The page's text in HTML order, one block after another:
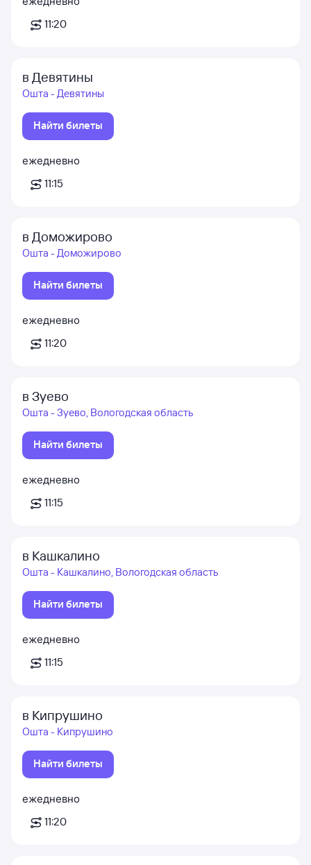
11:20
в Девятины
Ошта - Девятины
Найти билеты
ежедневно
11:15
в Доможирово
Ошта - Доможирово
Найти билеты
ежедневно
11:20
в Зуево
Ошта - Зуево, Вологодская область
Найти билеты
ежедневно
11:15
в Кашкалино
Ошта - Кашкалино, Вологодская область
Найти билеты
ежедневно
11:15
в Кипрушино
Ошта - Кипрушино
Найти билеты
ежедневно
11:20